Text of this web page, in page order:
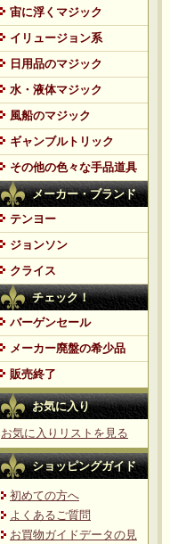
宙に浮くマジック
イリュージョン系
日用品のマジック
水・液体マジック
風船のマジック
ギャンブルトリック
その他の色々な手品道具
メーカー・ブランド
テンヨー
ジョンソン
クライス
チェック！
バーゲンセール
メーカー廃盤の希少品
販売終了
お気に入り
お気に入りリストを見る
ショッピングガイド
初めての方へ
よくあるご質問
お買物ガイドデータの見